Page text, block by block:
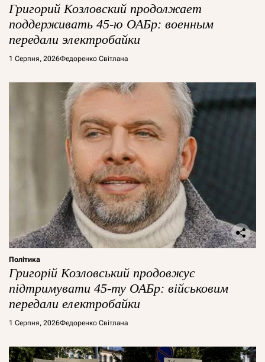
Григорий Козловский продолжает
поддерживать 45-ю ОАБр: военным
передали электробайки
1 Серпня, 2026Федоренко Світлана
Політика
Григорій Козловський продовжує
підтримувати 45-ту ОАБр: військовим
передали електробайки
1 Серпня, 2026Федоренко Світлана